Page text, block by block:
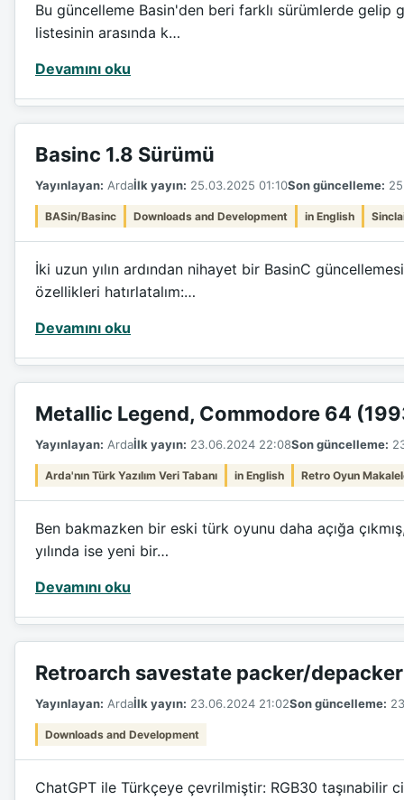
Bu güncelleme Basin'den beri farklı sürümlerde
listesinin arasında k…
Devamını oku
Basinc 1.8 Sürümü
Yayınlayan: Ardaİlk yayın: 25.03.2025 01:10Son güncelleme:
BASin/Basinc Downloads and Development in English
İki uzun yılın ardından nihayet bir BasinC
özellikleri hatırlatalım:…
Devamını oku
Metallic Legend, Commodore 64
Yayınlayan: Ardaİlk yayın: 23.06.2024 22:08Son güncelleme:
Arda'nın Türk Yazılım Veri Tabanı in English Retro Oyun
Ben bakmazken bir eski türk oyunu daha açığa
yılında ise yeni bir…
Devamını oku
Retroarch savestate packer/
Yayınlayan: Ardaİlk yayın: 23.06.2024 21:02Son güncelleme:
Downloads and Development
ChatGPT ile Türkçeye çevrilmiştir: RGB30 taşınabilir